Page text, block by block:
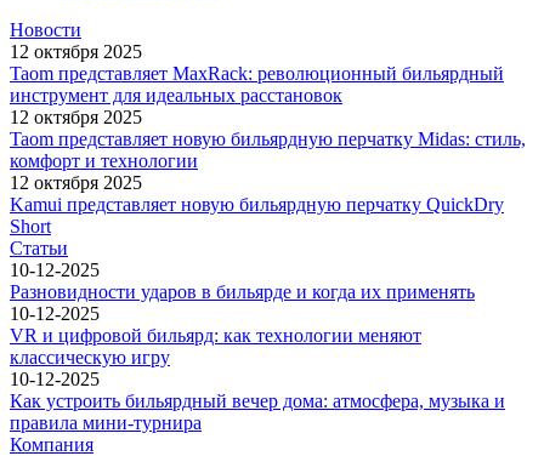
Новости
12 октября 2025
Taom представляет MaxRack: революционный бильярдный
инструмент для идеальных расстановок
12 октября 2025
Taom представляет новую бильярдную перчатку Midas: стиль,
комфорт и технологии
12 октября 2025
Kamui представляет новую бильярдную перчатку QuickDry
Short
Статьи
10-12-2025
Разновидности ударов в бильярде и когда их применять
10-12-2025
VR и цифровой бильярд: как технологии меняют
классическую игру
10-12-2025
Как устроить бильярдный вечер дома: атмосфера, музыка и
правила мини-турнира
Компания